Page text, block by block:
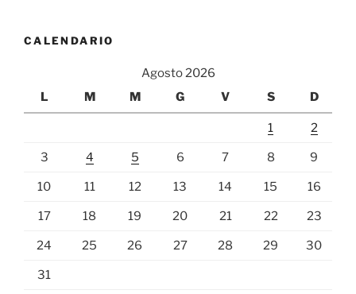
CALENDARIO
Agosto 2026
L
M M G V S D
1 2
3 4 5 6 7 8 9
10 11 12 13 14 15 16
17 18 19 20 21 22 23
24 25 26 27 28 29 30
31